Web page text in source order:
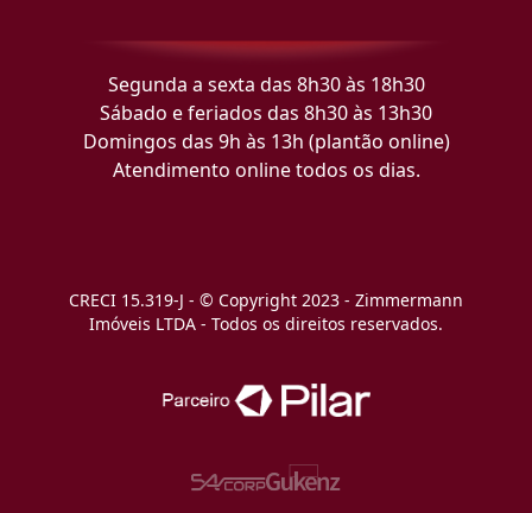
Segunda a sexta das 8h30 às 18h30
Sábado e feriados das 8h30 às 13h30
Domingos das 9h às 13h (plantão online)
Atendimento online todos os dias.
CRECI 15.319-J - © Copyright 2023 - Zimmermann
Imóveis LTDA - Todos os direitos reservados.